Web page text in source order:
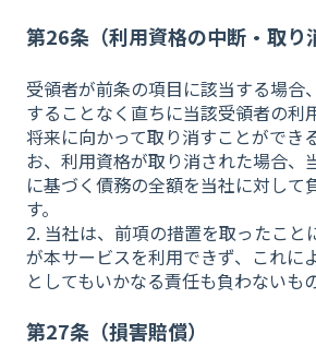
第26条（利用資格の中断・取り
受領者が前条の項目に該当する場合
することなく直ちに当該受領者の利
将来に向かって取り消すことができ
お、利用資格が取り消された場合、
に基づく債務の全額を当社に対して
す。
2. 当社は、前項の措置を取ったこと
が本サービスを利用できず、これに
としてもいかなる責任も負わないも
第27条（損害賠償）